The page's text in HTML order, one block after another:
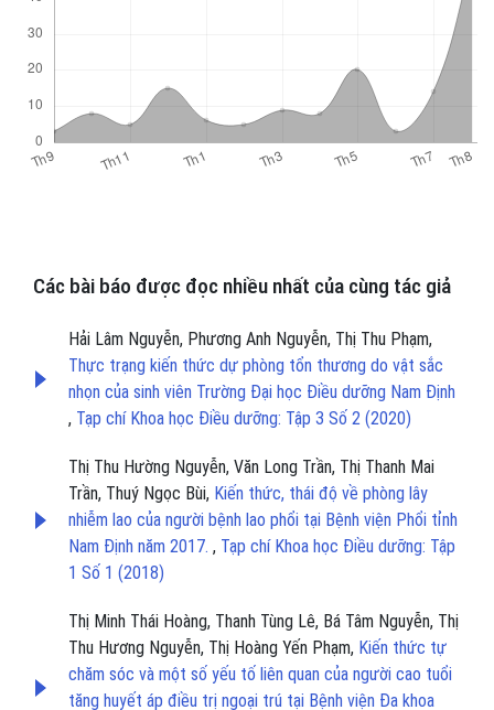
Các bài báo được đọc nhiều nhất của cùng tác giả
Hải Lâm Nguyễn, Phương Anh Nguyễn, Thị Thu Phạm,
Thực trạng kiến thức dự phòng tổn thương do vật sắc
nhọn của sinh viên Trường Đại học Điều dưỡng Nam Định
, Tạp chí Khoa học Điều dưỡng: Tập 3 Số 2 (2020)
Thị Thu Hường Nguyễn, Văn Long Trần, Thị Thanh Mai
Trần, Thuý Ngọc Bùi, Kiến thức, thái độ về phòng lây
nhiễm lao của người bệnh lao phổi tại Bệnh viện Phổi tỉnh
Nam Định năm 2017. , Tạp chí Khoa học Điều dưỡng: Tập
1 Số 1 (2018)
Thị Minh Thái Hoàng, Thanh Tùng Lê, Bá Tâm Nguyễn, Thị
Thu Hương Nguyễn, Thị Hoàng Yến Phạm, Kiến thức tự
chăm sóc và một số yếu tố liên quan của người cao tuổi
tăng huyết áp điều trị ngoại trú tại Bệnh viện Đa khoa